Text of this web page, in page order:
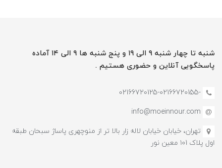
شنبه تا چهار شنبه ۹ الی ۱۹ و پنج شنبه ها ۹ الی ۱۴ آماده
پاسخگویی آنلاین و حضوری هستیم .
-02166720125-02166720155
info@moeinnour.com
تهران، خیابان خیابان لاله زار بالا تر از منوچهری پاساژ سبحان طبقه
اول پلاک ۱۰1 معین نور